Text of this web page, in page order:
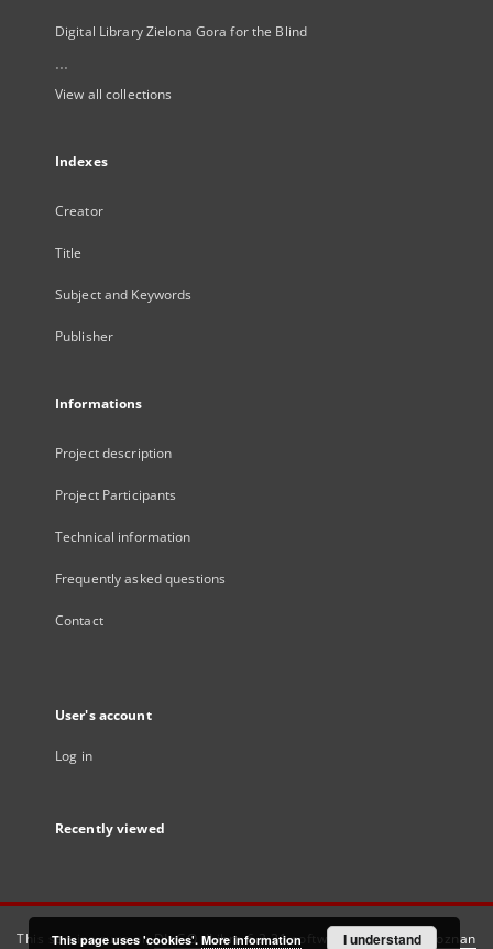
Digital Library Zielona Gora for the Blind
...
View all collections
Indexes
Creator
Title
Subject and Keywords
Publisher
Informations
Project description
Project Participants
Technical information
Frequently asked questions
Contact
User's account
Log in
Recently viewed
This service runs onDInGO dLibra 6.3.21software created by Poznan
This page uses 'cookies'. More information I understand